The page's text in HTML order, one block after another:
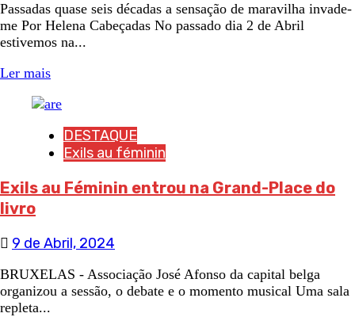
Passadas quase seis décadas a sensação de maravilha invade-
me Por Helena Cabeçadas No passado dia 2 de Abril
estivemos na...
Ler mais
DESTAQUE
Exils au féminin
Exils au Féminin entrou na Grand-Place do
livro
9 de Abril, 2024
BRUXELAS - Associação José Afonso da capital belga
organizou a sessão, o debate e o momento musical Uma sala
repleta...